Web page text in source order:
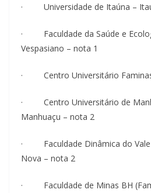
· Universidade de Itaúna –
· Faculdade da Saúde e
Vespasiano – nota 1
· Centro Universitário
· Centro Universitário de
Manhuaçu – nota 2
· Faculdade Dinâmica do Vale
Nova – nota 2
· Faculdade de Minas BH